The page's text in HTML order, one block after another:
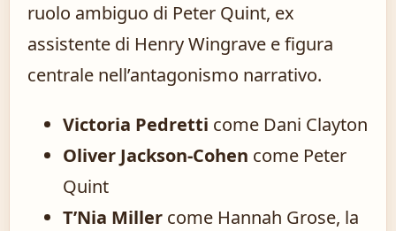
ruolo ambiguo di Peter Quint, ex
assistente di Henry Wingrave e figura
centrale nell’antagonismo narrativo.
Victoria Pedretti come Dani Clayton
Oliver Jackson-Cohen come Peter
Quint
T’Nia Miller come Hannah Grose, la